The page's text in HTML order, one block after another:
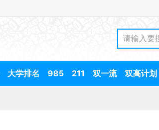
大学排名 985 211 双一流 双高计划